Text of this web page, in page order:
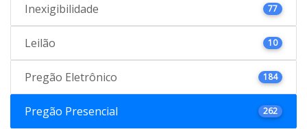
Inexigibilidade 77
Leilão 10
Pregão Eletrônico 184
Pregão Presencial 262